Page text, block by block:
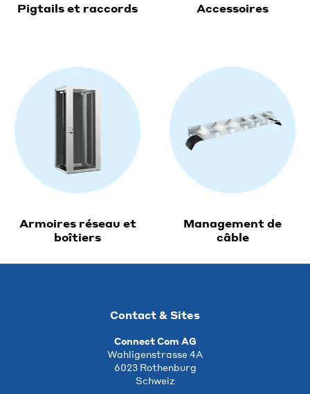
Pigtails et raccords Accessoires
Armoires réseau et
boîtiers
Management de
câble
Contact & Sites
Connect Com AG
Wahligenstrasse 4A
6023 Rothenburg
Schweiz